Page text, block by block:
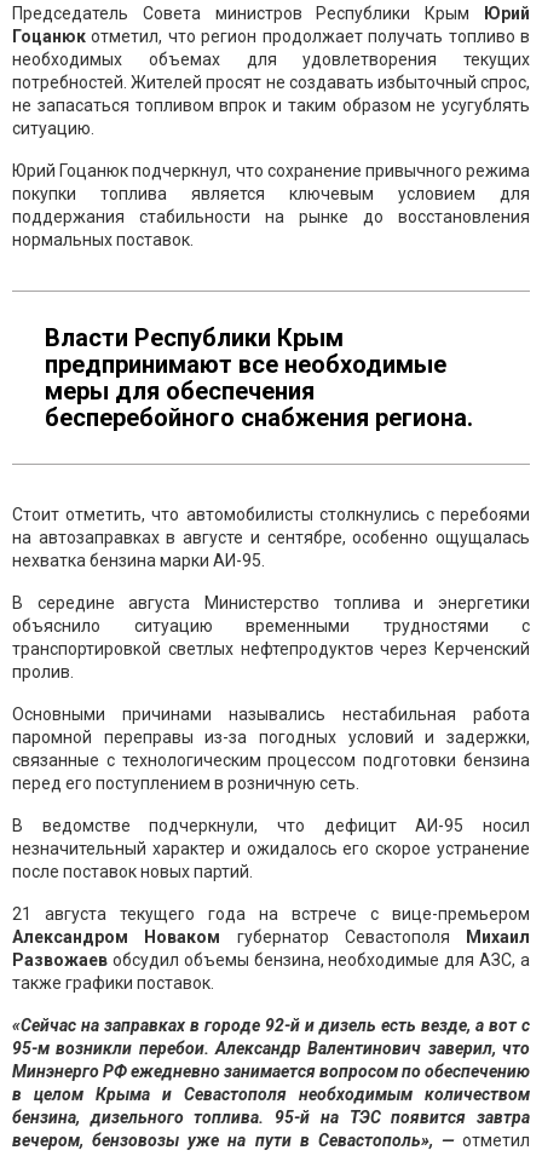
Председатель Совета министров Республики Крым
Юрий
Гоцанюкотметил, что регион продолжает получать топливо в
необходимых объемах для удовлетворения текущих
потребностей. Жителей просят не создавать избыточный спрос,
не запасаться топливом впрок и таким образом не усугублять
ситуацию.
Юрий Гоцанюк подчеркнул, что сохранение привычного режима
покупки топлива является ключевым условием для
поддержания стабильности на рынке до восстановления
нормальных поставок.
Власти Республики Крым
предпринимают все необходимые
меры для обеспечения
бесперебойного снабжения региона.
Стоит отметить, что автомобилисты столкнулись с перебоями
на автозаправках в августе и сентябре, особенно ощущалась
нехватка бензина марки АИ-95.
В середине августа Министерство топлива и энергетики
объяснило ситуацию временными трудностями с
транспортировкой светлых нефтепродуктов через Керченский
пролив.
Основными причинами назывались нестабильная работа
паромной переправы из-за погодных условий и задержки,
связанные с технологическим процессом подготовки бензина
перед его поступлением в розничную сеть.
В ведомстве подчеркнули, что дефицит АИ-95 носил
незначительный характер и ожидалось его скорое устранение
после поставок новых партий.
21 августа текущего года на встрече с вице-премьером
Александром Новаком губернатор Севастополя Михаил
Развожаев обсудил объемы бензина, необходимые для АЗС, а
также графики поставок.
«Сейчас на заправках в городе 92-й и дизель есть везде, а вот с
95-м возникли перебои. Александр Валентинович заверил, что
Минэнерго РФ ежедневно занимается вопросом по обеспечению
в целом Крыма и Севастополя необходимым количеством
бензина, дизельного топлива. 95-й на ТЭС появится завтра
вечером, бензовозы уже на пути в Севастополь», —отметил